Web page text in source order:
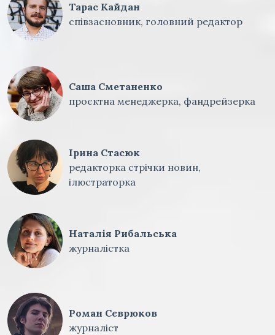
Тарас Кайдан
співзасновник, головний редактор
Саша Сметаненко
проєктна менеджерка, фандрейзерка
Ірина Стасюк
редакторка стрічки новин,
ілюстраторка
Наталія Рибальська
журналістка
Роман Сєврюков
журналіст